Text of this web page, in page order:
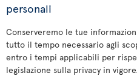
personali
Conserveremo le tue
tutto il tempo necessario agli
entro i tempi applicabili per
legislazione sulla privacy in